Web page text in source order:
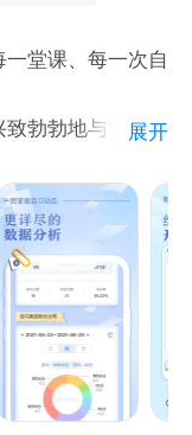
快递、办理证
亲朋好友生日...
语练习...
、艾宾浩斯遗忘曲
待办事项】
示、隐藏、随你
一堂课、每一次自
勃勃地与世界交
装扮
超方便
气
展开